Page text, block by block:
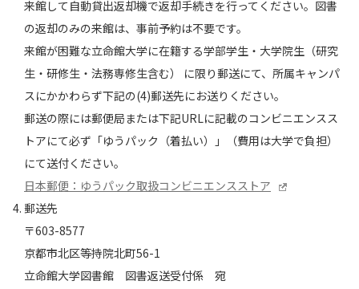
来館して自動貸出返却機で返却手続きを行ってください。図書
の返却のみの来館は、事前予約は不要です。
来館が困難な立命館大学に在籍する学部学生・大学院生（研究
⽣・研修⽣・法務専修⽣含む） に限り郵送にて、所属キャンパ
スにかかわらず下記の(4)郵送先にお送りください。
郵送の際には郵便局または下記URLに記載のコンビニエンスス
トアにて必ず「ゆうパック（着払い）」（費用は大学で負担）
にて送付ください。
日本郵便：ゆうパック取扱コンビニエンスストア
郵送先
〒603-8577
京都市北区等持院北町56-1
立命館大学図書館 図書返送受付係 宛